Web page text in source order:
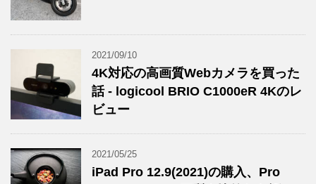
2021/09/10
4K対応の高画質Webカメラを買った
話 - logicool BRIO C1000eR 4Kのレ
ビュー
2021/05/25
iPad Pro 12.9(2021)の購入、Pro